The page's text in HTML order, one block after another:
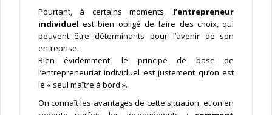
Pourtant, à certains moments, l’entrepreneur
individuel est bien obligé de faire des choix, qui
peuvent être déterminants pour l’avenir de son
entreprise.
Bien évidemment, le principe de base de
l’entrepreneuriat individuel est justement qu’on est
le « seul maître à bord ».
On connaît les avantages de cette situation, et on en